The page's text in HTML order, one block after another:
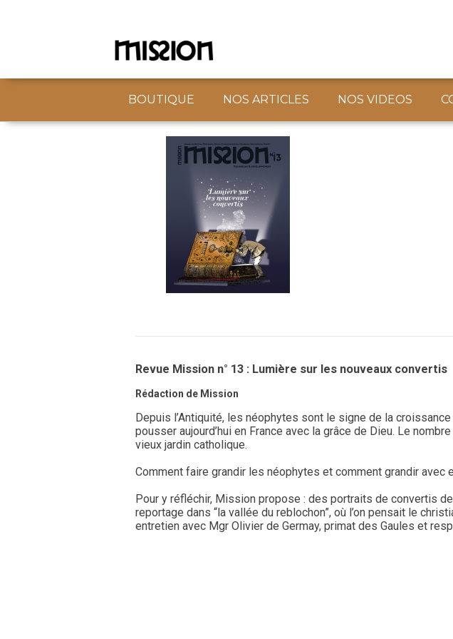
BOUTIQUE NOS ARTICLES NOS VIDEOS
Revue Mission n° 13 : Lumière sur les nouveaux convertis
Rédaction de Mission
Depuis l’Antiquité, les néophytes sont le signe de la
pousser aujourd’hui en France avec la grâce de Dieu. Le
vieux jardin catholique.
Comment faire grandir les néophytes et comment grandir avec
Pour y réfléchir, Mission propose : des portraits de convertis
reportage dans “la vallée du reblochon”, où l’on pensait le
entretien avec Mgr Olivier de Germay, primat des Gaules et